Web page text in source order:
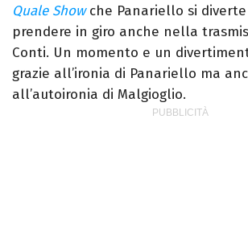
Quale Show che Panariello si
prendere in giro anche nella
Conti. Un momento e un
grazie all’ironia di Panariello ma
all’autoironia di Malgioglio.